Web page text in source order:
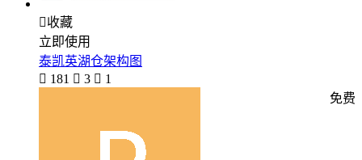
收藏
立即使用
泰凯英湖仓架构图
 181  3  1
免费